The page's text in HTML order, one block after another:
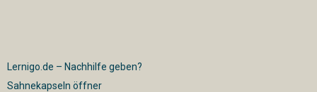
Lernigo.de – Nachhilfe geben?
Sahnekapseln öffner